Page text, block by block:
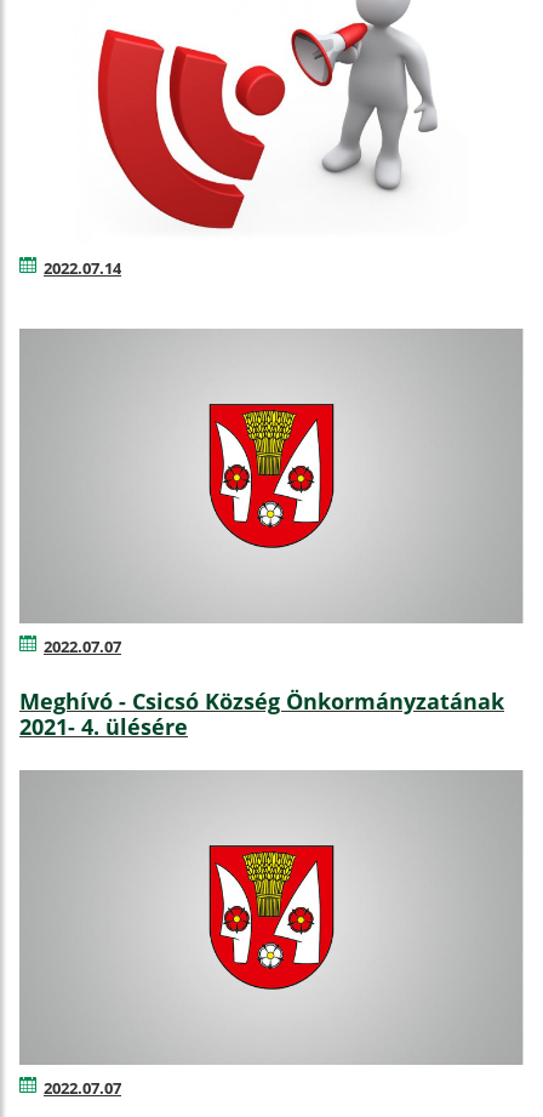
2022.07.14
2022.07.07
Meghívó - Csicsó Község Önkormányzatának
2021- 4. ülésére
2022.07.07